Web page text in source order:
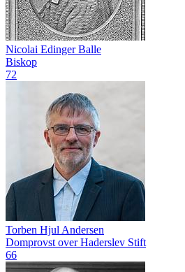
Nicolai Edinger Balle
Biskop
72
Torben Hjul Andersen
Domprovst over Haderslev Stift
66